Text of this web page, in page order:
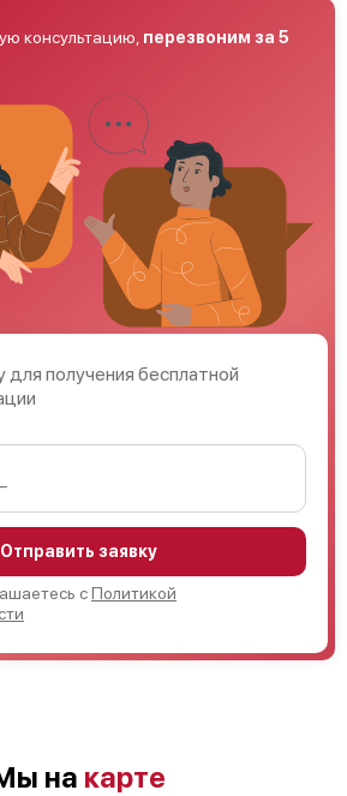
для получения бесплатной
Отправить заявку
сПолитикой
консультацию, перезвоним за 5
на карте